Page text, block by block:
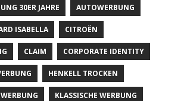
30ER JAHRE AUTOWERBUNG
ISABELLA CITROËN
CLAIM CORPORATE IDENTITY
HENKELL TROCKEN
KLASSISCHE WERBUNG